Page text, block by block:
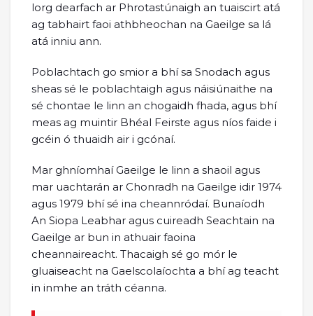
lorg dearfach ar Phrotastúnaigh an tuaiscirt atá
ag tabhairt faoi athbheochan na Gaeilge sa lá
atá inniu ann.
Poblachtach go smior a bhí sa Snodach agus
sheas sé le poblachtaigh agus náisiúnaithe na
sé chontae le linn an chogaidh fhada, agus bhí
meas ag muintir Bhéal Feirste agus níos faide i
gcéin ó thuaidh air i gcónaí.
Mar ghníomhaí Gaeilge le linn a shaoil agus
mar uachtarán ar Chonradh na Gaeilge idir 1974
agus 1979 bhí sé ina cheannródaí. Bunaíodh
An Siopa Leabhar agus cuireadh Seachtain na
Gaeilge ar bun in athuair faoina
cheannaireacht. Thacaigh sé go mór le
gluaiseacht na Gaelscolaíochta a bhí ag teacht
in inmhe an tráth céanna.